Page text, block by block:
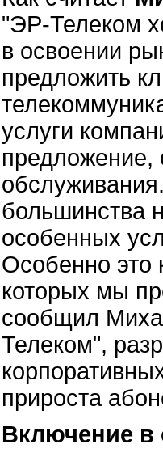
"ЭР-Телеком
в освоении
предложить
услуги
предложение,
большинства
особенных
Особенно это
которых мы
сообщил
Телеком",
прироста
Включение в